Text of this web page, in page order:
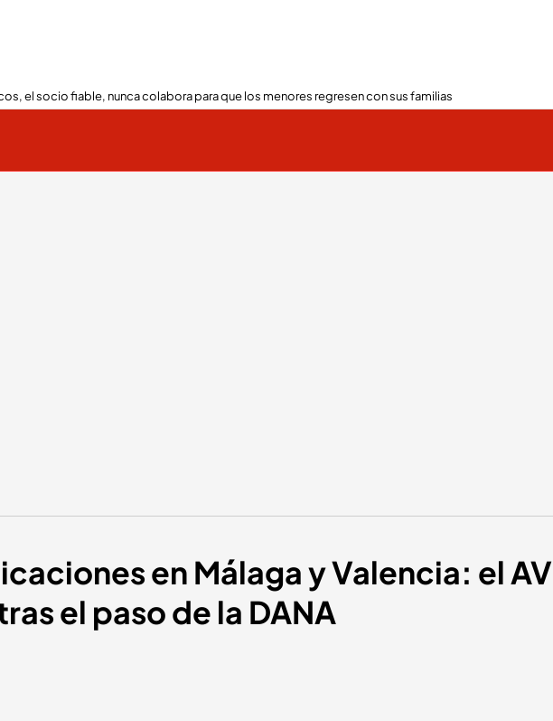
el socio fiable, nunca colabora para que los menores regresen con sus familias
en Málaga y Valencia: el
el paso de la DANA